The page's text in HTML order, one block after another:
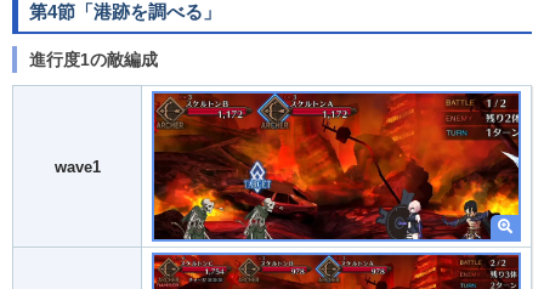
第4節「港跡を調べる」
進行度1の敵編成
wave1